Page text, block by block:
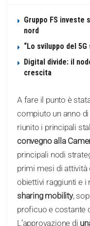
Gruppo FS investe
nord
“Lo sviluppo del
Digital divide: il
crescita
A fare il punto è
compiuto un anno di
riunito i principali
convegno alla
principali nodi
primi mesi di attività
obiettivi raggiunti e
sharing mobility,
proficuo e costante
L’approvazione di